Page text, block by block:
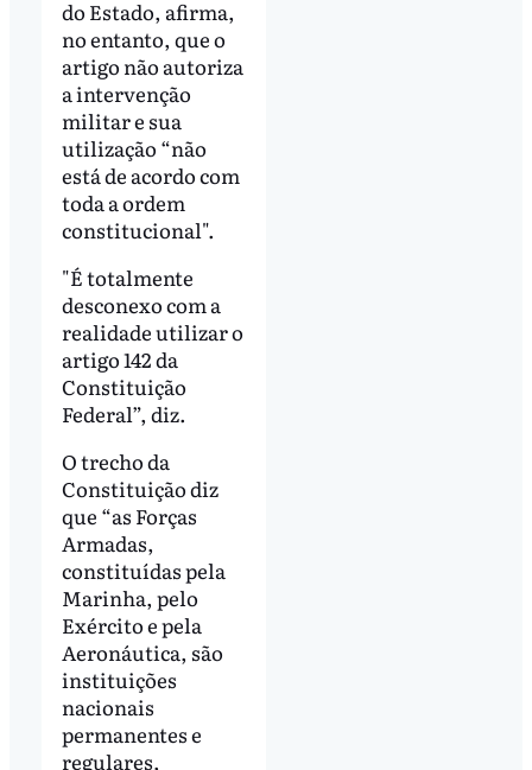
do Estado, afirma,
no entanto, que o
artigo não autoriza
a intervenção
militar e sua
utilização “não
está de acordo com
toda a ordem
constitucional".
"É totalmente
desconexo com a
realidade utilizar o
artigo 142 da
Constituição
Federal”, diz.
O trecho da
Constituição diz
que “as Forças
Armadas,
constituídas pela
Marinha, pelo
Exército e pela
Aeronáutica, são
instituições
nacionais
permanentes e
regulares,